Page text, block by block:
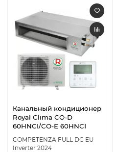
Канальный кондиционер
Royal Clima CO-D
60HNCI/CO-E 60HNCI
COMPETENZA FULL DC EU
Inverter 2024